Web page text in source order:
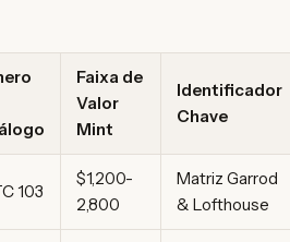
Faixa de
Valor
Mint
Identificador
Chave
103
$1,200-
2,800
Matriz Garrod
& Lofthouse